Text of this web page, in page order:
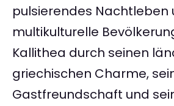
pulsierendes Nachtleben
multikulturelle
Kallithea durch seinen
griechischen Charme,
Gastfreundschaft und